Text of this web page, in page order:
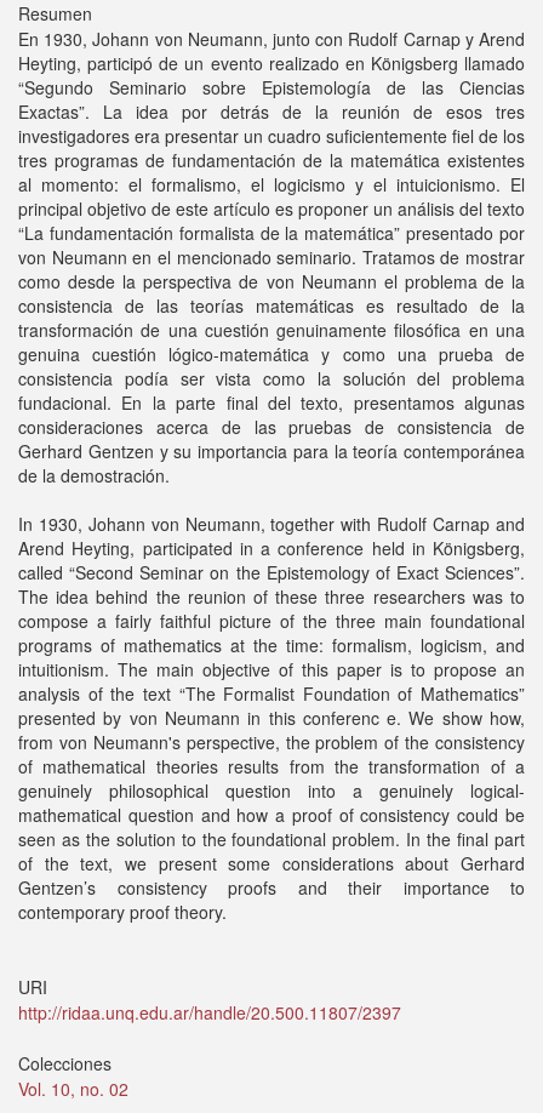
Resumen
En 1930, Johann von Neumann, junto con Rudolf Carnap y Arend
Heyting, participó de un evento realizado en Königsberg llamado
“Segundo Seminario sobre Epistemología de las Ciencias
Exactas”. La idea por detrás de la reunión de esos tres
investigadores era presentar un cuadro suficientemente fiel de los
tres programas de fundamentación de la matemática existentes
al momento: el formalismo, el logicismo y el intuicionismo. El
principal objetivo de este artículo es proponer un análisis del texto
“La fundamentación formalista de la matemática” presentado por
von Neumann en el mencionado seminario. Tratamos de mostrar
como desde la perspectiva de von Neumann el problema de la
consistencia de las teorías matemáticas es resultado de la
transformación de una cuestión genuinamente filosófica en una
genuina cuestión lógico-matemática y como una prueba de
consistencia podía ser vista como la solución del problema
fundacional. En la parte final del texto, presentamos algunas
consideraciones acerca de las pruebas de consistencia de
Gerhard Gentzen y su importancia para la teoría contemporánea
de la demostración.
In 1930, Johann von Neumann, together with Rudolf Carnap and
Arend Heyting, participated in a conference held in Königsberg,
called “Second Seminar on the Epistemology of Exact Sciences”.
The idea behind the reunion of these three researchers was to
compose a fairly faithful picture of the three main foundational
programs of mathematics at the time: formalism, logicism, and
intuitionism. The main objective of this paper is to propose an
analysis of the text “The Formalist Foundation of Mathematics”
presented by von Neumann in this conferenc e. We show how,
from von Neumann's perspective, the problem of the consistency
of mathematical theories results from the transformation of a
genuinely philosophical question into a genuinely logical-
mathematical question and how a proof of consistency could be
seen as the solution to the foundational problem. In the final part
of the text, we present some considerations about Gerhard
Gentzen’s consistency proofs and their importance to
contemporary proof theory.
URI
http://ridaa.unq.edu.ar/handle/20.500.11807/2397
Colecciones
Vol. 10, no. 02